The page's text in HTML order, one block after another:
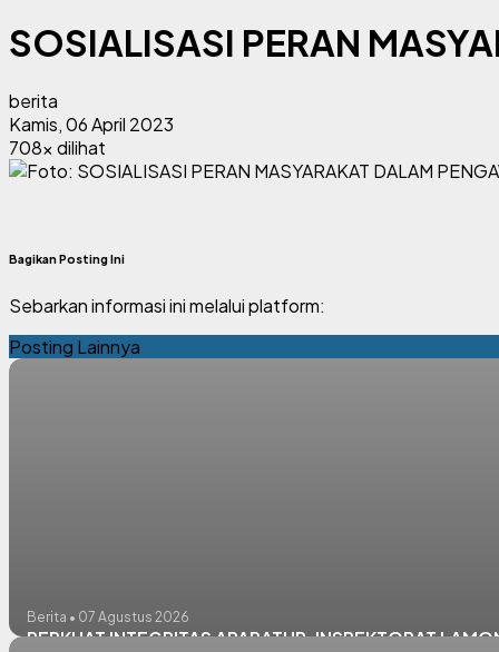
SOSIALISASI PERAN
berita
Kamis, 06 April 2023
708x dilihat
Bagikan Posting Ini
Sebarkan informasi ini melalui platform:
Posting Lainnya
Berita • 07 Agustus 2026
PERKUAT INTEGRITAS APARATUR, INSPEKTORAT